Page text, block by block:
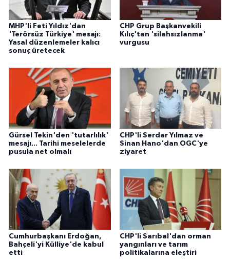
MHP'li Feti Yıldız'dan
'Terörsüz Türkiye' mesajı:
Yasal düzenlemeler kalıcı
sonuç üretecek
CHP Grup Başkanvekili
Kılıç'tan 'silahsızlanma'
vurgusu
Gürsel Tekin'den 'tutarlılık'
mesajı... Tarihi meselelerde
pusula net olmalı
CHP'li Serdar Yılmaz ve
Sinan Hano'dan OGC'ye
ziyaret
Cumhurbaşkanı Erdoğan,
Bahçeli'yi Külliye'de kabul
etti
CHP'li Sarıbal'dan orman
yangınları ve tarım
politikalarına eleştiri